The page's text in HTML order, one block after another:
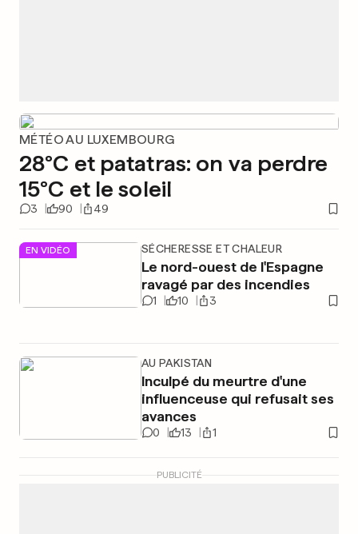
MÉTÉO AU LUXEMBOURG
28°C et patatras: on va perdre
15°C et le soleil
3 90 49
EN VIDÉO SÉCHERESSE ET CHALEUR
Le nord-ouest de l'Espagne
ravagé par des incendies
1 10 3
AU PAKISTAN
Inculpé du meurtre d'une
influenceuse qui refusait ses
avances
0 13 1
PUBLICITÉ